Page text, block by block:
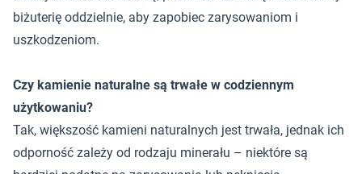
biżuterię oddzielnie, aby zapobiec zarysowaniom i
uszkodzeniom.
Czy kamienie naturalne są trwałe w codziennym
użytkowaniu?
Tak, większość kamieni naturalnych jest trwała, jednak ich
odporność zależy od rodzaju minerału – niektóre są